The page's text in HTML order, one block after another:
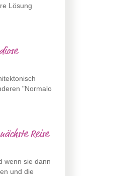
Lösung
"Normalo
Reise
wenn sie dann
und die